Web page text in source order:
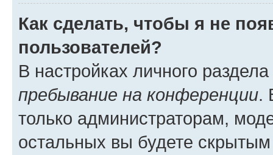
Как сделать, чтобы я не
пользователей?
В настройках личного
пребывание на конференции.
только администраторам,
остальных вы будете